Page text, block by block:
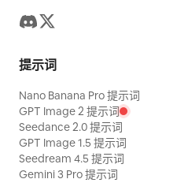
提示词
Nano Banana Pro 提示词
GPT Image 2 提示词
Seedance 2.0 提示词
GPT Image 1.5 提示词
Seedream 4.5 提示词
Gemini 3 Pro 提示词